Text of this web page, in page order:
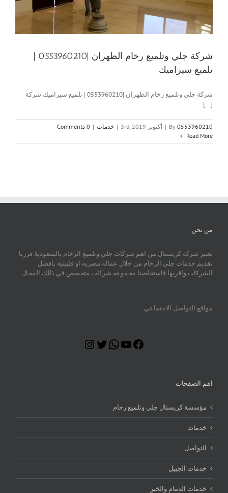
شركة جلي وتلميع رخام الظهران |0553960210 |
تلميع سيراميك
شركة جلي وتلميع رخام الظهران |0553960210 | تلميع سيراميك شركة
[...]
By 0553960210
| أكتوبر 3rd, 2019 | خدمات |
0 Comments
Read More
من نحن
تعتبر شركة كريستال من اهم شركات جلي وتلميع الرخام بالسعودية قررنا
تقديم خدمات جلي الرخام من خلال عماله مصريه او فلبينية بافضل
الشركات واقربها فاستخلصنا مجموعة شركات متخصص في ذللك المجال
مواقع التواصل الاجتماعي
Facebook
YouTube
WhatsApp
Twitter
اهم الصفحات
مؤسسة كريستال جلي وتلميع رخام
خدمات
التواصل
خدمات الجبيل
خدمات الدمام والخبر